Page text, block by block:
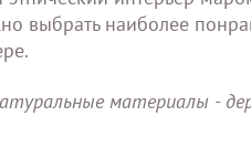
выбрать наиболее
материалы -